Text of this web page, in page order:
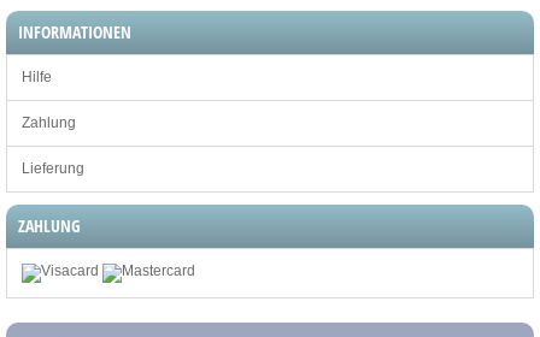
INFORMATIONEN
Hilfe
Zahlung
Lieferung
ZAHLUNG